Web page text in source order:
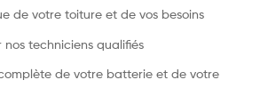
de votre toiture et de vos besoins
nos techniciens qualifiés
de votre batterie et de votre